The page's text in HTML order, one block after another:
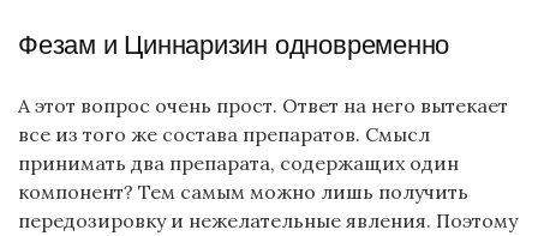
Фезам и Циннаризин одновременно
А этот вопрос очень прост. Ответ на него вытекает
все из того же состава препаратов. Смысл
принимать два препарата, содержащих один
компонент? Тем самым можно лишь получить
передозировку и нежелательные явления. Поэтому